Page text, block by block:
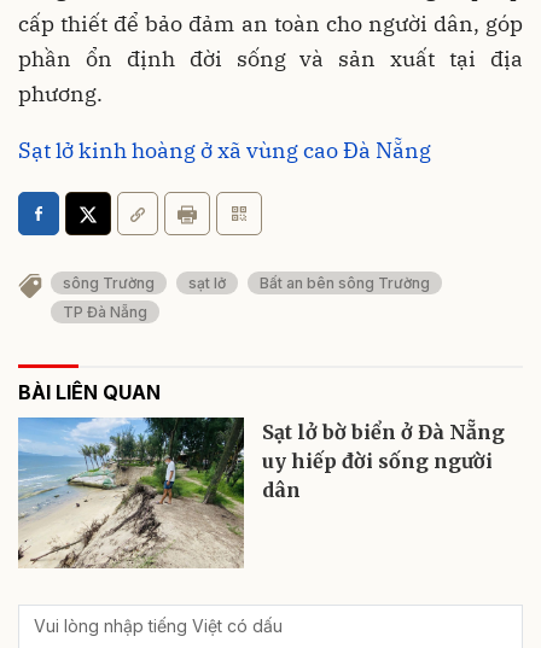
cấp thiết để bảo đảm an toàn cho người dân, góp
phần ổn định đời sống và sản xuất tại địa
phương.
Sạt lở kinh hoàng ở xã vùng cao Đà Nẵng
sông Trường sạt lở
Bất an bên sông Trường
TP Đà Nẵng
BÀI LIÊN QUAN
Sạt lở bờ biển ở Đà Nẵng
uy hiếp đời sống người
dân